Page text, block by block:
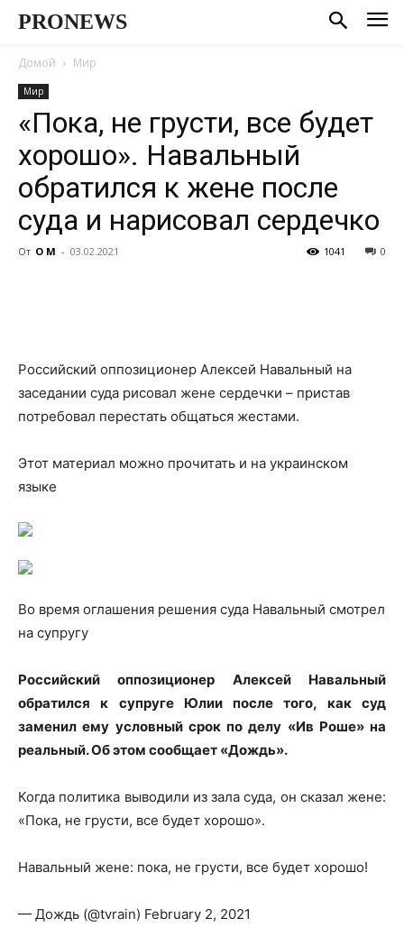
PRONEWS
Домой Мир
Мир
«Пока, не грусти, все будет
хорошо». Навальный
обратился к жене после
суда и нарисовал сердечко
От О М - 03.02.2021 0
1041
Российский оппозиционер Алексей Навальный на
заседании суда рисовал жене сердечки – пристав
потребовал перестать общаться жестами.
Этот материал можно прочитать и на украинском
языке
Во время оглашения решения суда Навальный смотрел
на супругу
Российский оппозиционер Алексей Навальный
обратился к супруге Юлии после того, как суд
заменил ему условный срок по делу «Ив Роше» на
реальный. Об этом сообщает «Дождь».
Когда политика выводили из зала суда, он сказал жене:
«Пока, не грусти, все будет хорошо».
Навальный жене: пока, не грусти, все будет хорошо!
— Дождь (@tvrain) February 2, 2021